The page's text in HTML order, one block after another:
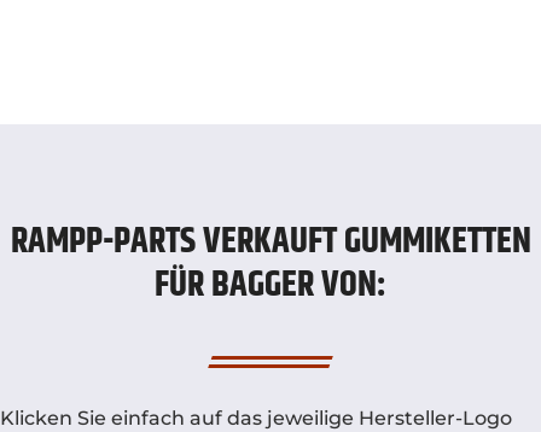
RAMPP-PARTS VERKAUFT GUMMIKETTEN
FÜR BAGGER VON:
Klicken Sie einfach auf das jeweilige Hersteller-Logo